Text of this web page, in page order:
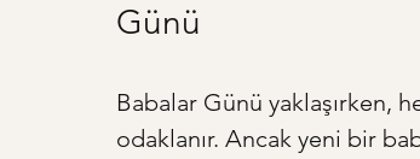
Günü
Babalar Günü yaklaşırken,
odaklanır. Ancak yeni bir